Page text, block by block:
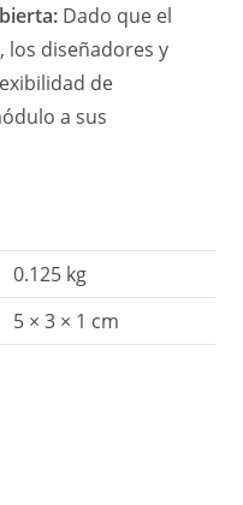
Dado que el
los diseñadores y
de
a sus
0.125 kg
5 × 3 × 1 cm